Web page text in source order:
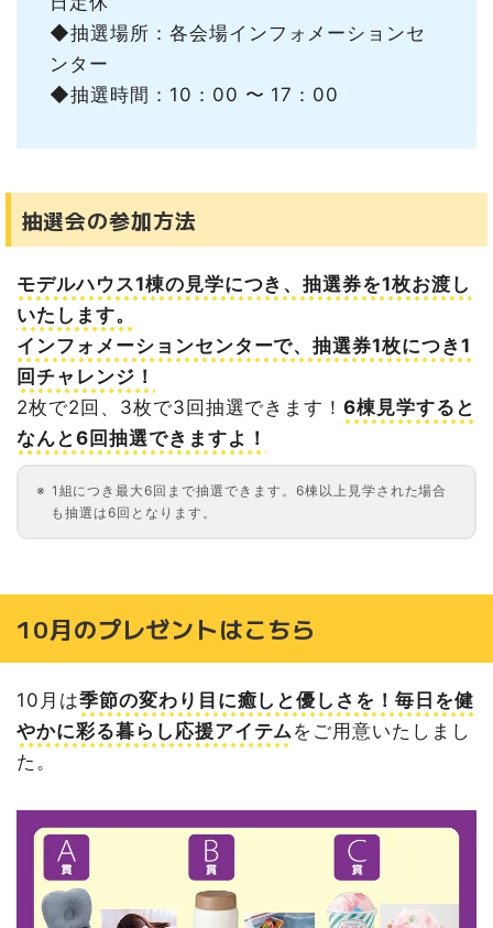
◆抽選場所：各会場インフォメーションセ
ンター
◆抽選時間：10：00 〜 17：00
抽選会の参加方法
モデルハウス1棟の見学につき、抽選券を1枚お渡し
いたします。
インフォメーションセンターで、抽選券1枚につき1
回チャレンジ！
2枚で2回、3枚で3回抽選できます！6棟見学すると
なんと6回抽選できますよ！
1組につき最大6回まで抽選できます。6棟以上見学された場合
も抽選は6回となります。
10月のプレゼントはこちら
10月は季節の変わり目に癒しと優しさを！毎日を健
やかに彩る暮らし応援アイテムをご用意いたしまし
た。